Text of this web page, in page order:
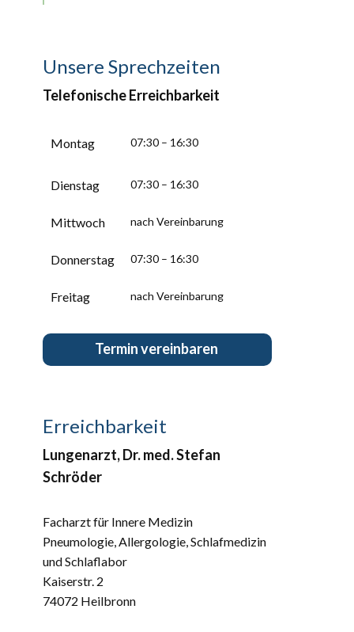
Unsere Sprechzeiten
Telefonische Erreichbarkeit
Montag 07:30 – 16:30
Dienstag 07:30 – 16:30
Mittwoch nach Vereinbarung
Donnerstag 07:30 – 16:30
Freitag nach Vereinbarung
Ter​min vereinbaren
Erreichbarkeit
Lungenarzt, ​​Dr. med. Stefan
Schröder
Facharzt für Innere Medizin
Pneumologie, Allergologie, Schlafmedizin
und Schlaflabor
Kaiserstr. 2
74072 Heilbronn